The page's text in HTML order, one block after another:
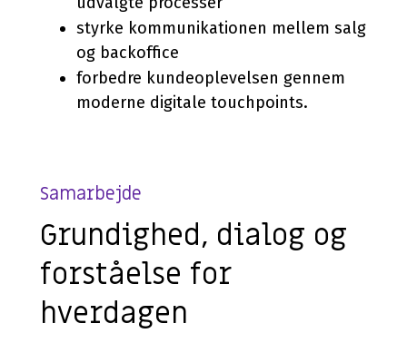
styrke kommunikationen mellem salg
og backoffice
forbedre kundeoplevelsen gennem
moderne digitale touchpoints.
Samarbejde
Grundighed, dialog og
forståelse for
hverdagen